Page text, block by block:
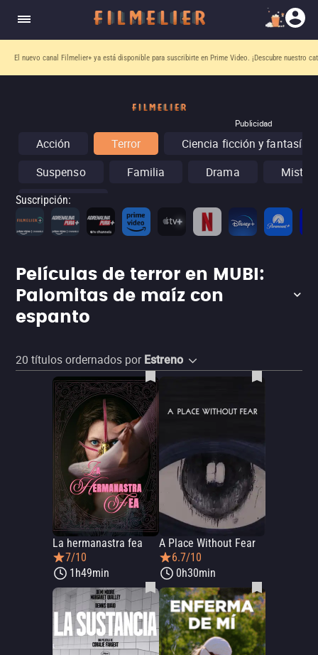
El nuevo canal Filmelier+ ya está disponible para suscribirte en Prime Video. ¡Descubre nuestro
Publicidad
Acción Terror
Ciencia ficción y fantasía
Suspenso
Familia Drama
Conciertos
Suscripción:
Películas de terror en MUBI:
Palomitas de maíz con
espanto
20 títulos ordernados por Estreno
La hermanastra fea
7/10
1h49min
A Place Without Fear
6.7/10
0h30min